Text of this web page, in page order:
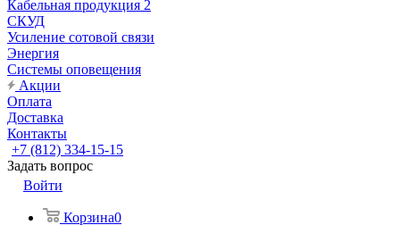
Кабельная продукция 2
СКУД
Усиление сотовой связи
Энергия
Системы оповещения
Акции
Оплата
Доставка
Контакты
+7 (812) 334-15-15
Задать вопрос
Войти
Корзина0